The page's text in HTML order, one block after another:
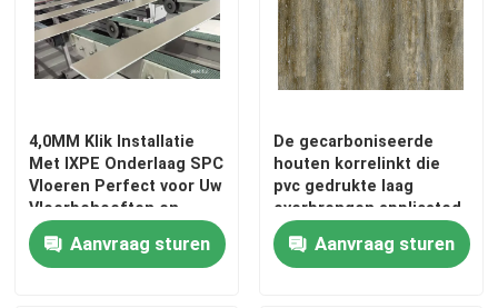
4,0MM Klik Installatie
Met IXPE Onderlaag SPC
Vloeren Perfect voor Uw
Vloerbehoeften en -
vereisten
Aanvraag sturen
De gecarboniseerde
houten korrelinkt die
pvc gedrukte laag
overbrengen applicated
in
bevloeringsoppervlakte
Aanvraag sturen